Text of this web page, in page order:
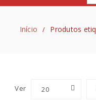
Início / Produtos
Ver 20